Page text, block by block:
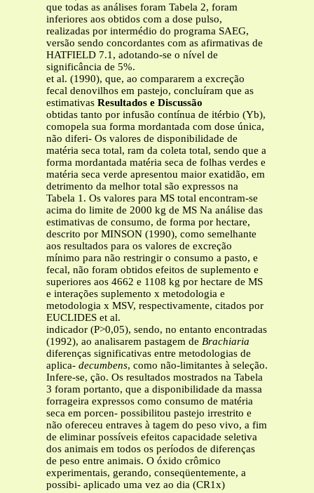
que todas as análises foram Tabela 2, foram
inferiores aos obtidos com a dose pulso,
realizadas por intermédio do programa SAEG,
versão sendo concordantes com as afirmativas de
HATFIELD 7.1, adotando-se o nível de
significância de 5%.
et al. (1990), que, ao compararem a excreção
fecal denovilhos em pastejo, concluíram que as
estimativas Resultados e Discussão
obtidas tanto por infusão contínua de itérbio (Yb),
comopela sua forma mordantada com dose única,
não diferi- Os valores de disponibilidade de
matéria seca total, ram da coleta total, sendo que a
forma mordantada matéria seca de folhas verdes e
matéria seca verde apresentou maior exatidão, em
detrimento da melhor total são expressos na
Tabela 1. Os valores para MS total encontram-se
acima do limite de 2000 kg de MS Na análise das
estimativas de consumo, de forma por hectare,
descrito por MINSON (1990), como semelhante
aos resultados para os valores de excreção
mínimo para não restringir o consumo a pasto, e
fecal, não foram obtidos efeitos de suplemento e
superiores aos 4662 e 1108 kg por hectare de MS
e interações suplemento x metodologia e
metodologia x MSV, respectivamente, citados por
EUCLIDES et al.
indicador (P>0,05), sendo, no entanto encontradas
(1992), ao analisarem pastagem de Brachiaria
diferenças significativas entre metodologias de
aplica- decumbens, como não-limitantes à seleção.
Infere-se, ção. Os resultados mostrados na Tabela
3 foram portanto, que a disponibilidade da massa
forrageira expressos como consumo de matéria
seca em porcen- possibilitou pastejo irrestrito e
não ofereceu entraves à tagem do peso vivo, a fim
de eliminar possíveis efeitos capacidade seletiva
dos animais em todos os períodos de diferenças
de peso entre animais. O óxido crômico
experimentais, gerando, conseqüentemente, a
possibi- aplicado uma vez ao dia (CR1x)